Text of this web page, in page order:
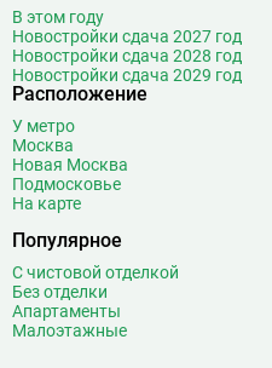
Войковская
Волгоградский проспект
Волжская
Волоколамская
Воробьёвы горы
Воронцовская
Выставочный центр
Выхино
Г Генерала Тюленева
В этом году
Новостройки сдача 2027 год
Новостройки сдача 2028 год
Новостройки сдача 2029 год
Расположение
У метро
Москва
Новая Москва
Подмосковье
На карте
Популярное
С чистовой отделкой
Без отделки
Апартаменты
Малоэтажные